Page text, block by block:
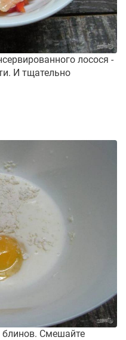
лосося -
И тщательно
блинов. Смешайте